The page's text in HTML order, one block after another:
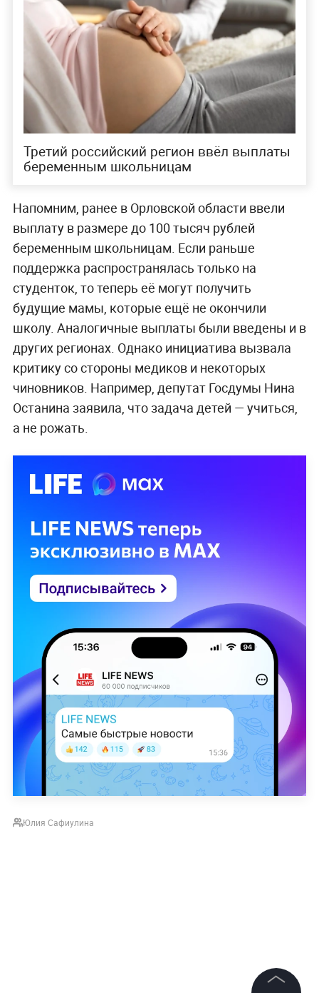
Третий российский регион ввёл выплаты
беременным школьницам
Напомним, ранее в Орловской области ввели
выплату в размере до 100 тысяч рублей
беременным школьницам. Если раньше
поддержка распространялась только на
студенток, то теперь её могут получить
будущие мамы, которые ещё не окончили
школу. Аналогичные выплаты были введены и в
других регионах. Однако инициатива вызвала
критику со стороны медиков и некоторых
чиновников. Например, депутат Госдумы Нина
Останина заявила, что задача детей — учиться,
а не рожать.
Юлия Сафиулина